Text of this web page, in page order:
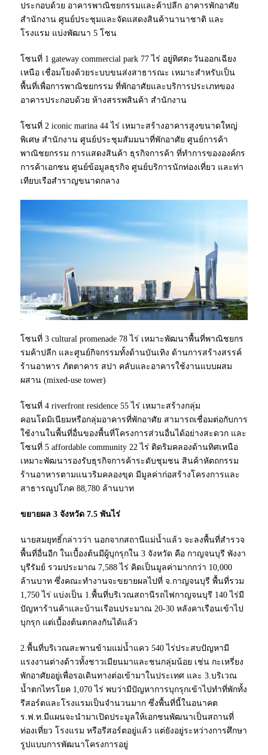
ประกอบด้วย อาคารพาณิชยกรรมและค้าปลีก อาคารพักอาศัย
สำนักงาน ศูนย์ประชุมและจัดแสดงสินค้านานาชาติ และ
โรงแรม แบ่งพัฒนา 5 โซน
โซนที่ 1 gateway commercial park 77 ไร่ อยู่ทิศตะวันออกเฉียง
เหนือ เชื่อมโยงด้วยระบบขนส่งสาธารณะ เหมาะสำหรับเป็น
พื้นที่เพื่อการพาณิชยกรรม ที่พักอาศัยและบริการประเภทของ
อาคารประกอบด้วย ห้างสรรพสินค้า สำนักงาน
โซนที่ 2 iconic marina 44 ไร่ เหมาะสร้างอาคารสูงขนาดใหญ่
พิเศษ สำนักงาน ศูนย์ประชุมสัมมนาที่พักอาศัย ศูนย์การค้า
พาณิชยกรรม การแสดงสินค้า ธุรกิจการค้า ที่ทำการขององค์กร
การค้าเอกชน ศูนย์ข้อมูลธุรกิจ ศูนย์บริการนักท่องเที่ยว และท่า
เทียบเรือสำราญขนาดกลาง
โซนที่ 3 cultural promenade 78 ไร่ เหมาะพัฒนาพื้นที่พาณิชยกร
รมค้าปลีก และศูนย์กิจกรรมทั้งด้านบันเทิง ด้านการสร้างสรรค์
ร้านอาหาร ภัตตาคาร สปา คลับและอาคารใช้งานแบบผสม
ผสาน (mixed-use tower)
โซนที่ 4 riverfront residence 55 ไร่ เหมาะสร้างกลุ่ม
คอนโดมิเนียมหรือกลุ่มอาคารที่พักอาศัย สามารถเชื่อมต่อกับการ
ใช้งานในพื้นที่อื่นของพื้นที่โครงการส่วนอื่นได้อย่างสะดวก และ
โซนที่ 5 affordable community 22 ไร่ ติดริมคลองด้านทิศเหนือ
เหมาะพัฒนารองรับธุรกิจการค้าระดับชุมชน สินค้าหัตถกรรม
ร้านอาหารตามแนวริมคลองขุด มีมูลค่าก่อสร้างโครงการและ
สาธารณูปโภค 88,780 ล้านบาท
ขยายผล 3 จังหวัด 7.5 พันไร่
นายสมยุทธิ์กล่าวว่า นอกจากสถานีแม่น้ำแล้ว จะลงพื้นที่สำรวจ
พื้นที่อื่นอีก ในเบื้องต้นมีผู้บุกรุกใน 3 จังหวัด คือ กาญจนบุรี พังงา
บุรีรัมย์ รวมประมาณ 7,588 ไร่ คิดเป็นมูลค่ามากกว่า 10,000
ล้านบาท ซึ่งคณะทำงานจะขยายผลไปที่ จ.กาญจนบุรี พื้นที่รวม
1,750 ไร่ แบ่งเป็น 1.พื้นที่บริเวณสถานีรถไฟกาญจนบุรี 140 ไร่มี
ปัญหาร้านค้าและบ้านเรือนประมาณ 20-30 หลังคาเรือนเข้าไป
บุกรุก แต่เบื้องต้นตกลงกันได้แล้ว
2.พื้นที่บริเวณสะพานข้ามแม่น้ำแคว 540 ไร่ประสบปัญหามี
แรงงานต่างด้าวทั้งชาวเมียนมาและชนกลุ่มน้อย เช่น กะเหรี่ยง
พักอาศัยอยู่เพื่อรอเดินทางต่อเข้ามาในประเทศ และ 3.บริเวณ
น้ำตกไทรโยค 1,070 ไร่ พบว่ามีปัญหาการบุกรุกเข้าไปทำที่พักทั้ง
รีสอร์ตและโรงแรมเป็นจำนวนมาก ซึ่งพื้นที่นี้ในอนาคต
ร.ฟ.ท.มีแผนจะนำมาเปิดประมูลให้เอกชนพัฒนาเป็นสถานที่
ท่องเที่ยว โรงแรม หรือรีสอร์ตอยู่แล้ว แต่ยังอยู่ระหว่างการศึกษา
รูปแบบการพัฒนาโครงการอยู่